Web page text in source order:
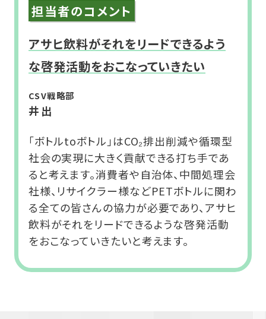
担当者のコメント
アサヒ飲料がそれをリードできるよう
な啓発活動をおこなっていきたい
CSV戦略部
井出
「ボトルtoボトル」はCO₂排出削減や循環型
社会の実現に大きく貢献できる打ち手であ
ると考えます。消費者や自治体、中間処理会
社様、リサイクラー様などPETボトルに関わ
る全ての皆さんの協力が必要であり、アサヒ
飲料がそれをリードできるような啓発活動
をおこなっていきたいと考えます。